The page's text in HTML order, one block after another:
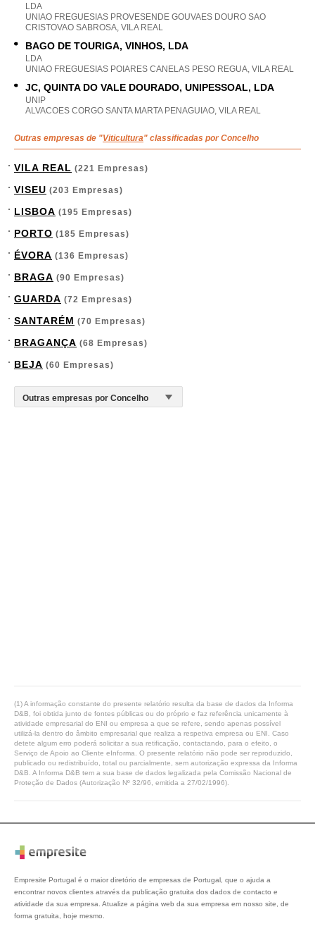
LDA
UNIAO FREGUESIAS PROVESENDE GOUVAES DOURO SAO
CRISTOVAO SABROSA, VILA REAL
BAGO DE TOURIGA, VINHOS, LDA
LDA
UNIAO FREGUESIAS POIARES CANELAS PESO REGUA, VILA REAL
JC, QUINTA DO VALE DOURADO, UNIPESSOAL, LDA
UNIP
ALVACOES CORGO SANTA MARTA PENAGUIAO, VILA REAL
Outras empresas de "Viticultura" classificadas por Concelho
VILA REAL (221 Empresas)
VISEU (203 Empresas)
LISBOA (195 Empresas)
PORTO (185 Empresas)
ÉVORA (136 Empresas)
BRAGA (90 Empresas)
GUARDA (72 Empresas)
SANTARÉM (70 Empresas)
BRAGANÇA (68 Empresas)
BEJA (60 Empresas)
(1) A informação constante do presente relatório resulta da base de dados da Informa
D&B, foi obtida junto de fontes públicas ou do próprio e faz referência unicamente à
atividade empresarial do ENI ou empresa a que se refere, sendo apenas possível
utilizá-la dentro do âmbito empresarial que realiza a respetiva empresa ou ENI. Caso
detete algum erro poderá solicitar a sua retificação, contactando, para o efeito, o
Serviço de Apoio ao Cliente eInforma. O presente relatório não pode ser reproduzido,
publicado ou redistribuído, total ou parcialmente, sem autorização expressa da Informa
D&B. A Informa D&B tem a sua base de dados legalizada pela Comissão Nacional de
Proteção de Dados (Autorização Nº 32/96, emitida a 27/02/1996).
Empresite Portugal é o maior diretório de empresas de Portugal, que o ajuda a
encontrar novos clientes através da publicação gratuita dos dados de contacto e
atividade da sua empresa. Atualize a página web da sua empresa em nosso site, de
forma gratuita, hoje mesmo.